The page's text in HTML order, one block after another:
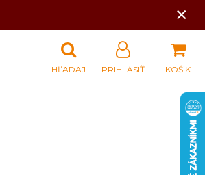
×
KOŠÍK
PRIHLÁSIŤ
HĽADAJ